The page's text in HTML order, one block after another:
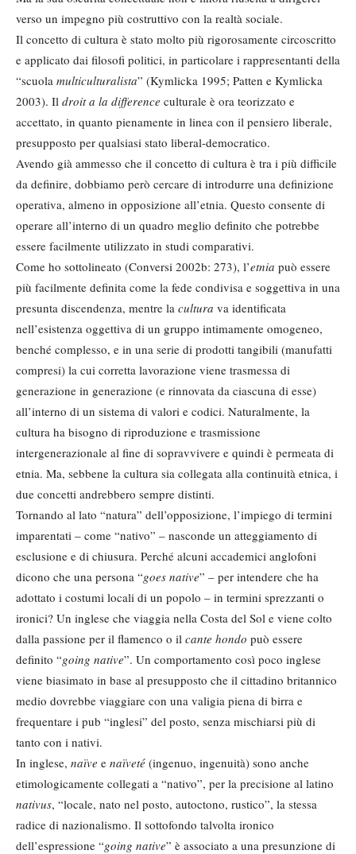
verso un impegno più costruttivo con la realtà sociale.
Il concetto di cultura è stato molto più rigorosamente circoscritto
e applicato dai filosofi politici, in particolare i rappresentanti della
“scuola multiculturalista” (Kymlicka 1995; Patten e Kymlicka
2003). Il droit a la difference culturale è ora teorizzato e
accettato, in quanto pienamente in linea con il pensiero liberale,
presupposto per qualsiasi stato liberal-democratico.
Avendo già ammesso che il concetto di cultura è tra i più difficile
da definire, dobbiamo però cercare di introdurre una definizione
operativa, almeno in opposizione all’etnia. Questo consente di
operare all’interno di un quadro meglio definito che potrebbe
essere facilmente utilizzato in studi comparativi.
Come ho sottolineato (Conversi 2002b: 273), l’etnia può essere
più facilmente definita come la fede condivisa e soggettiva in una
presunta discendenza, mentre la cultura va identificata
nell’esistenza oggettiva di un gruppo intimamente omogeneo,
benché complesso, e in una serie di prodotti tangibili (manufatti
compresi) la cui corretta lavorazione viene trasmessa di
generazione in generazione (e rinnovata da ciascuna di esse)
all’interno di un sistema di valori e codici. Naturalmente, la
cultura ha bisogno di riproduzione e trasmissione
intergenerazionale al fine di sopravvivere e quindi è permeata di
etnia. Ma, sebbene la cultura sia collegata alla continuità etnica, i
due concetti andrebbero sempre distinti.
Tornando al lato “natura” dell’opposizione, l’impiego di termini
imparentati – come “nativo” – nasconde un atteggiamento di
esclusione e di chiusura. Perché alcuni accademici anglofoni
dicono che una persona “goes native” – per intendere che ha
adottato i costumi locali di un popolo – in termini sprezzanti o
ironici? Un inglese che viaggia nella Costa del Sol e viene colto
dalla passione per il flamenco o il cante hondo può essere
definito “going native”. Un comportamento così poco inglese
viene biasimato in base al presupposto che il cittadino britannico
medio dovrebbe viaggiare con una valigia piena di birra e
frequentare i pub “inglesi” del posto, senza mischiarsi più di
tanto con i nativi.
In inglese, naïve e naïveté (ingenuo, ingenuità) sono anche
etimologicamente collegati a “nativo”, per la precisione al latino
nativus, “locale, nato nel posto, autoctono, rustico”, la stessa
radice di nazionalismo. Il sottofondo talvolta ironico
dell’espressione “going native” è associato a una presunzione di